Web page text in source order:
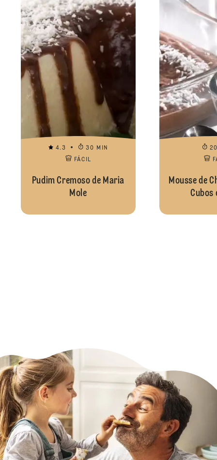
4.3
30 MIN
FÁCIL
Pudim Cremoso de Maria
Mole
Mousse de
Cubos